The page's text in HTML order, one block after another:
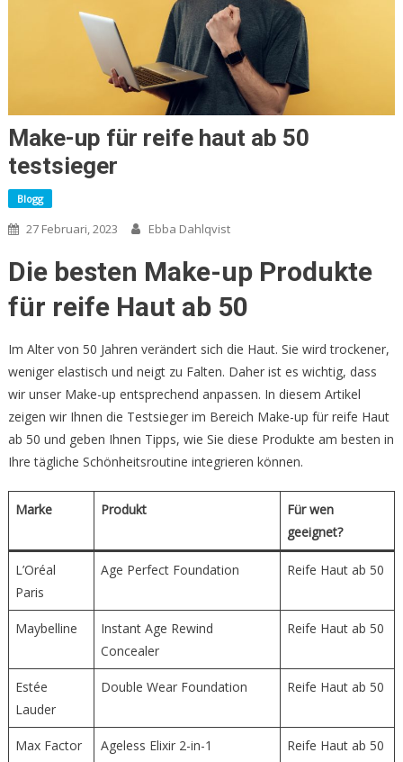
Make-up für reife haut ab 50
testsieger
Blogg
27 Februari, 2023 Ebba Dahlqvist
Die besten Make-up Produkte
für reife Haut ab 50
Im Alter von 50 Jahren verändert sich die Haut. Sie wird trockener,
weniger elastisch und neigt zu Falten. Daher ist es wichtig, dass
wir unser Make-up entsprechend anpassen. In diesem Artikel
zeigen wir Ihnen die Testsieger im Bereich Make-up für reife Haut
ab 50 und geben Ihnen Tipps, wie Sie diese Produkte am besten in
Ihre tägliche Schönheitsroutine integrieren können.
Marke Produkt
Für wen
geeignet?
L’Oréal
Paris
Age Perfect Foundation Reife Haut ab 50
Maybelline
Instant Age Rewind
Concealer
Reife Haut ab 50
Estée
Lauder
Double Wear Foundation Reife Haut ab 50
Max Factor
Ageless Elixir 2-in-1
Reife Haut ab 50